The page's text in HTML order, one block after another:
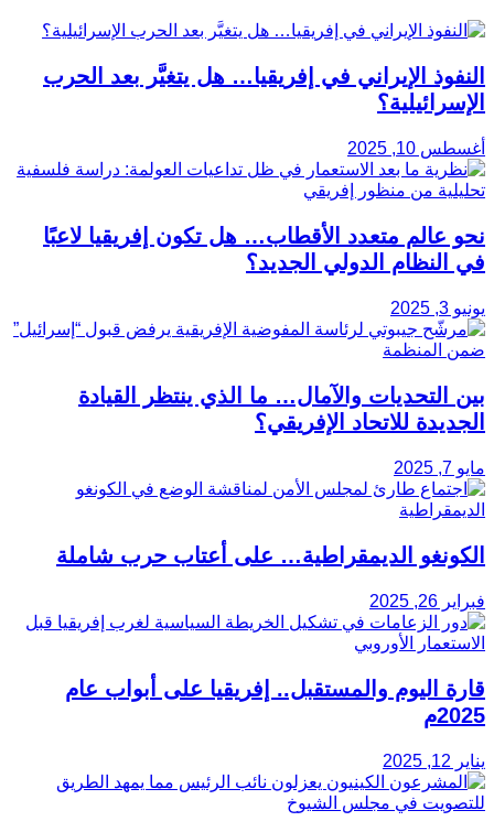
النفوذ الإيراني في إفريقيا… هل يتغيَّر بعد الحرب
الإسرائيلية؟
أغسطس 10, 2025
نحو عالم متعدد الأقطاب… هل تكون إفريقيا لاعبًا
في النظام الدولي الجديد؟
يونيو 3, 2025
بين التحديات والآمال… ما الذي ينتظر القيادة
الجديدة للاتحاد الإفريقي؟
مايو 7, 2025
الكونغو الديمقراطية… على أعتاب حرب شاملة
فبراير 26, 2025
قارة اليوم والمستقبل.. إفريقيا على أبواب عام
2025م
يناير 12, 2025